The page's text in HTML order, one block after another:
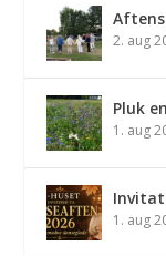
2. aug
Pluk
1. aug
1. aug